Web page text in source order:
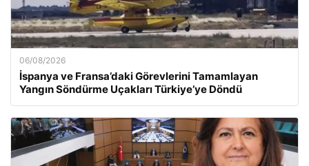
06/08/2026
İspanya ve Fransa’daki Görevlerini Tamamlayan
Yangın Söndürme Uçakları Türkiye’ye Döndü